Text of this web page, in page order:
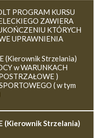
PROGRAM KURSU
ZAWIERA
KTÓRYCH
UPRAWNIENIA
(Kierownik Strzelania)
w WARUNKACH
)
( w tym
(Kierownik Strzelania)